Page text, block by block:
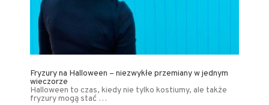
Fryzury na Halloween – niezwykłe przemiany w jednym
wieczorze
Halloween to czas, kiedy nie tylko kostiumy, ale także
fryzury mogą stać …